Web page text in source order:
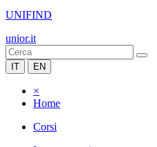
UNIFIND
unior.it
IT EN
×
Home
Corsi